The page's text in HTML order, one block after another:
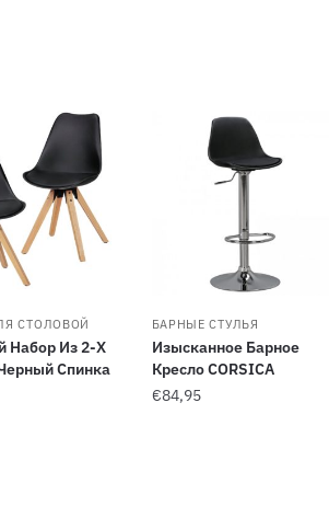
СТОЛОВОЙ
Набор Из 2-Х
Спинка
БАРНЫЕ СТУЛЬЯ
Изысканное Барное
Кресло CORSICA
€84,95